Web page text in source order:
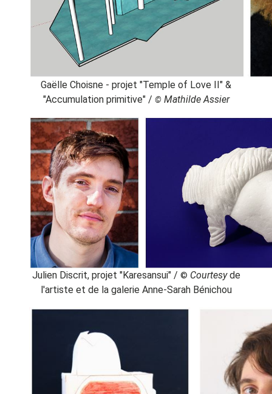
Gaëlle Choisne - projet "Temple of Love II" &
"Accumulation primitive" / ©Mathilde Assier
Julien Discrit, projet "Karesansui" / © Courtesyde
l'artiste et de la galerie Anne-Sarah Bénichou